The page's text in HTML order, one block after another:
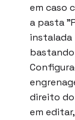
em caso
a pasta
instalada
direito
em